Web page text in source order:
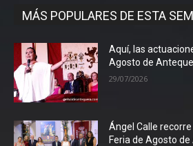
MÁS POPULARES DE ESTA
Aquí, las
Agosto de
29/07/2026
Ángel Calle
Feria de Agosto